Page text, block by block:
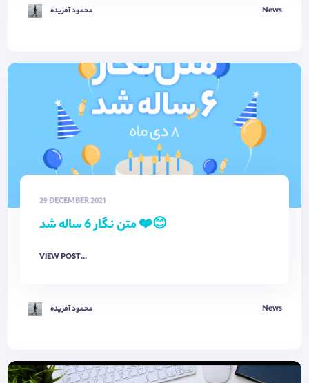
محمود آفریده News
29 DECEMBER 2021
متن نگار 6 ساله شد ❤️😊
VIEW POST...
محمود آفریده News